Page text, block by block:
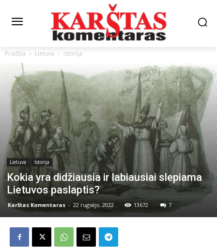
Pradžia Lietuva Istorija
Lietuva Istorija
Kokia yra didžiausia ir labiausiai slepiama
Lietuvos paslaptis?
Karštas Komentaras - 22 rugsėjo, 2022 13672 7